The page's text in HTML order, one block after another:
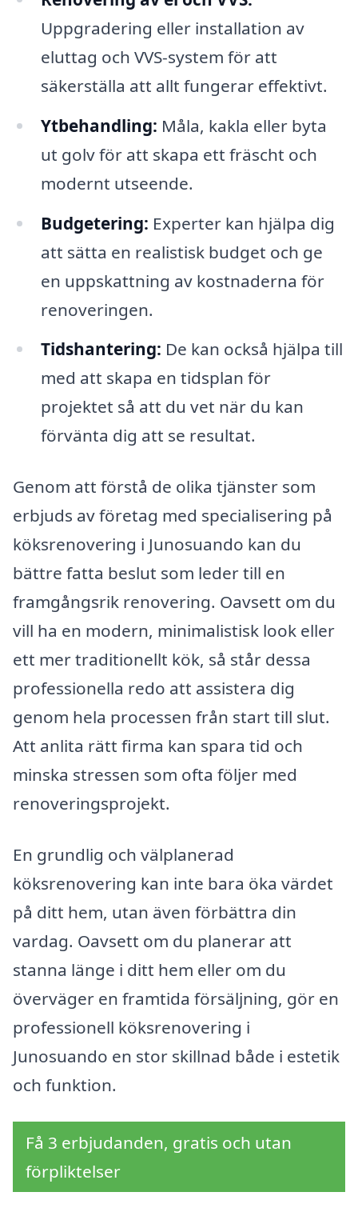
Uppgradering eller installation av
eluttag och VVS-system för att
säkerställa att allt fungerar effektivt.
Ytbehandling: Måla, kakla eller byta
ut golv för att skapa ett fräscht och
modernt utseende.
Budgetering: Experter kan hjälpa dig
att sätta en realistisk budget och ge
en uppskattning av kostnaderna för
renoveringen.
Tidshantering: De kan också hjälpa till
med att skapa en tidsplan för
projektet så att du vet när du kan
förvänta dig att se resultat.
Genom att förstå de olika tjänster som
erbjuds av företag med specialisering på
köksrenovering i Junosuando kan du
bättre fatta beslut som leder till en
framgångsrik renovering. Oavsett om du
vill ha en modern, minimalistisk look eller
ett mer traditionellt kök, så står dessa
professionella redo att assistera dig
genom hela processen från start till slut.
Att anlita rätt firma kan spara tid och
minska stressen som ofta följer med
renoveringsprojekt.
En grundlig och välplanerad
köksrenovering kan inte bara öka värdet
på ditt hem, utan även förbättra din
vardag. Oavsett om du planerar att
stanna länge i ditt hem eller om du
överväger en framtida försäljning, gör en
professionell köksrenovering i
Junosuando en stor skillnad både i estetik
och funktion.
Få 3 erbjudanden, gratis och utan
förpliktelser